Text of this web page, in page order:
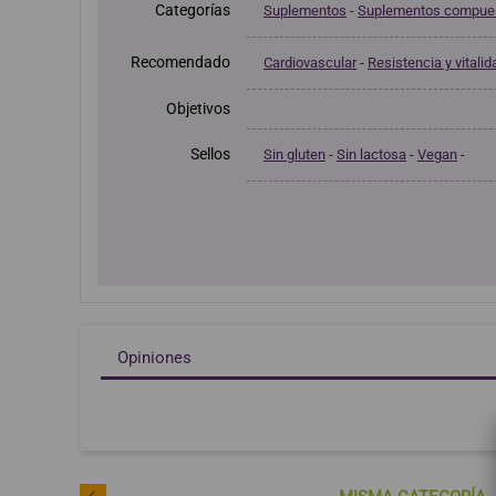
Categorías Suplementos - Suplementos
Recomendado Cardiovascular - Resistencia y
Objetivos
Sellos Sin gluten - Sin lactosa - Vegan -
Opiniones